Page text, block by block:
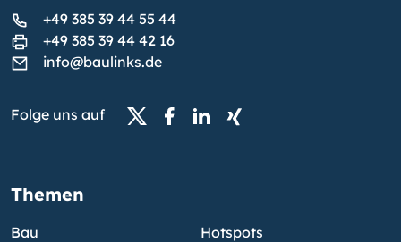
+49 385 39 44 55 44
+49 385 39 44 42 16
info@baulinks.de
Folge uns auf
Themen
Bau
Hotspots